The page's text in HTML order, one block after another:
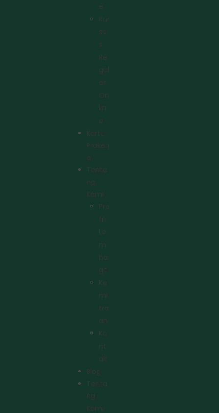
E
Kur
Su
S
Re
Gul
Er
On
Lin
E
Kartu
Prakerj
A
Tenta
Ng
Kami
Pro
Fil
Le
M
Ba
Ga
Ke
Mi
Tra
An
Ko
Nt
Ak
Blog
Tenta
Ng
Kami